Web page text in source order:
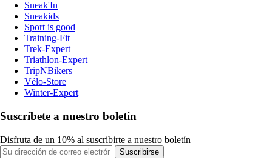
Sneak'In
Sneakids
Sport is good
Training-Fit
Trek-Expert
Triathlon-Expert
TripNBikers
Vélo-Store
Winter-Expert
Suscríbete a nuestro boletín
Disfruta de un 10% al suscribirte a nuestro boletín
Suscribirse